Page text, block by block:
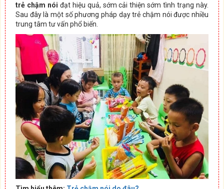
trẻ chậm nói đạt hiệu quả, sớm cải thiện sớm tình trạng này.
Sau đây là một số phương pháp dạy trẻ chậm nói được nhiều
trung tâm tư vấn phổ biến.